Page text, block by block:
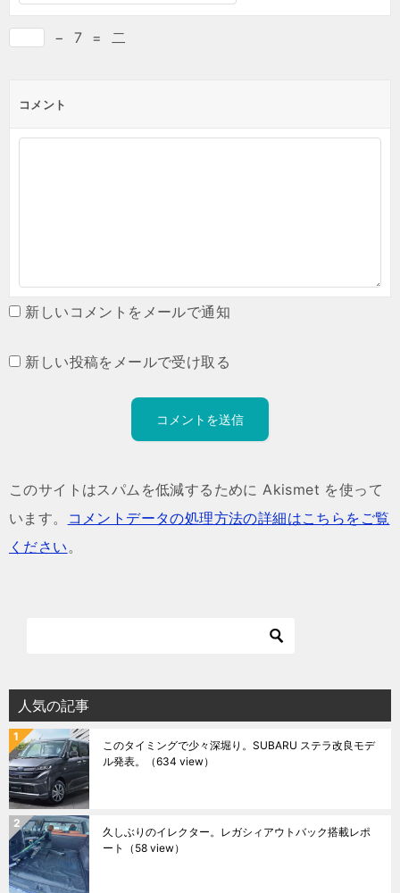
− 7 = 二
コメント
新しいコメントをメールで通知
新しい投稿をメールで受け取る
このサイトはスパムを低減するために Akismet を使って
います。
コメントデータの処理方法の詳細はこちらをご覧
ください。
人気の記事
このタイミングで少々深堀り。SUBARU ステラ改良モデ
ル発表。
（634 view）
久しぶりのイレクター。レガシィアウトバック搭載レポ
ート
（58 view）